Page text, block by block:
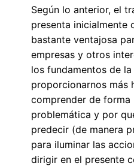
Según lo anterior, el
presenta inicialmente
bastante ventajosa
empresas y otros
los fundamentos de
proporcionarnos más
comprender de forma
problemática y por
predecir (de manera
para iluminar las
dirigir en el presente